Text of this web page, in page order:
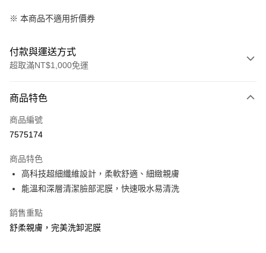
※ 本商品不適用折價券
付款與運送方式
超取滿NT$1,000免運
信用卡一次付款
超商取貨付款
Apple Pay
街口支付
悠遊付
商品特色
商品編號
7575174
商品特色
高科技超細纖維設計，柔軟舒適、細緻親膚
能溫和深層清潔臉部泥膜，快速吸水易清洗
銷售重點
舒柔親膚，完美洗卸泥膜